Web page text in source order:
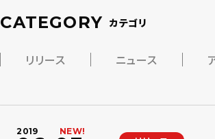
CATEGORY カテゴリ
リリース ニュース
2019 NEW!